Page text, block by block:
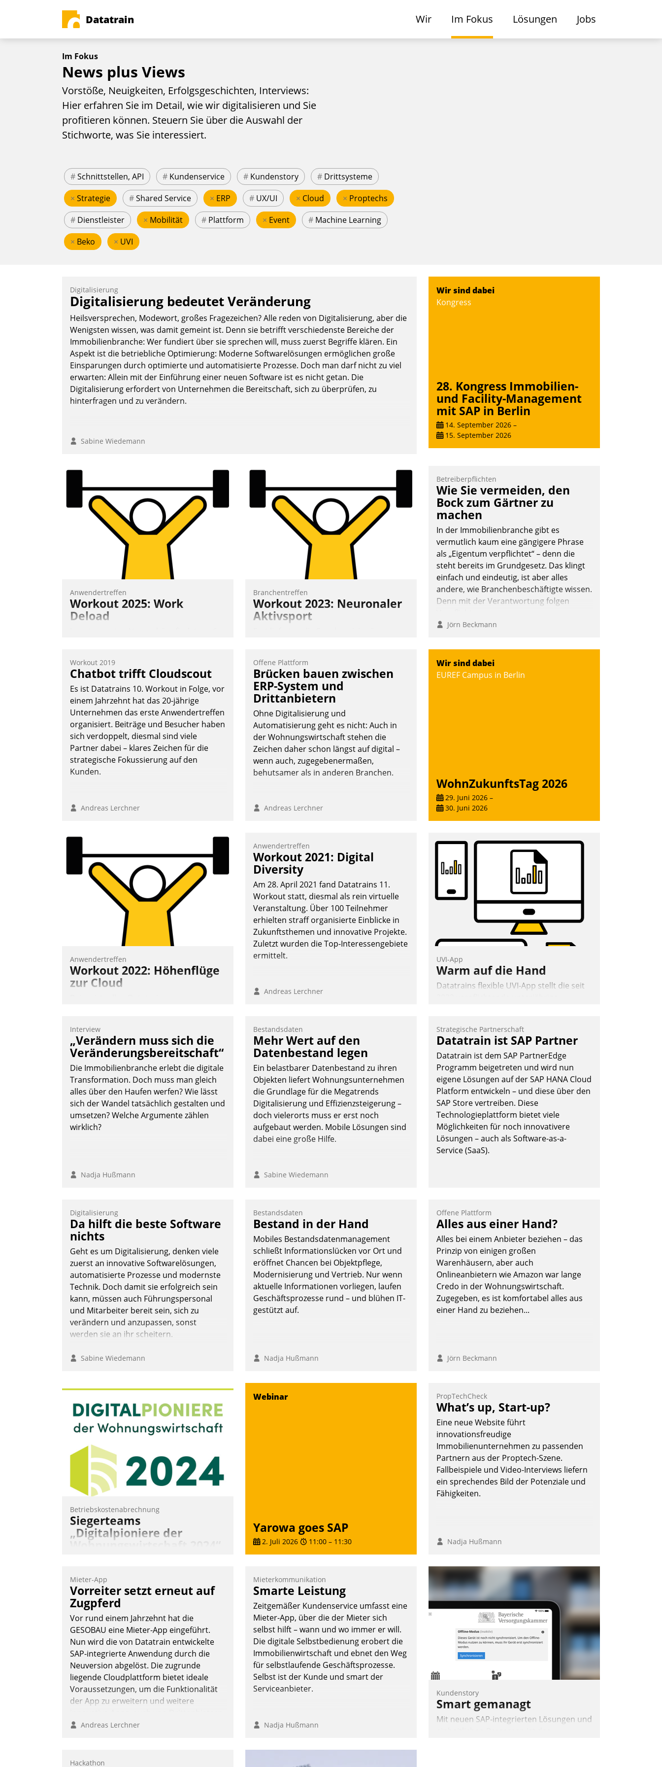
Datatrain Wir Im Fokus Lösungen Jobs
Im Fokus
News plus Views
Vorstöße, Neuigkeiten, Erfolgsgeschichten, Interviews:
Hier erfahren Sie im Detail, wie wir digitalisieren und Sie
profitieren können. Steuern Sie über die Auswahl der
Stichworte, was Sie interessiert.
#Schnittstellen, API # Kundenservice # Kundenstory # Drittsysteme
× Strategie #Shared Service × ERP # UX/UI × Cloud × Proptechs
# Dienstleister × Mobilität # Plattform × Event # Machine Learning
× Beko × UVI
Digitalisierung
Digitalisierung bedeutet Veränderung
Heilsversprechen, Modewort, großes Fragezeichen? Alle reden von Digitalisierung, aber die
Wenigsten wissen, was damit gemeint ist. Denn sie betrifft verschiedenste Bereiche der
Immobilienbranche: Wer fundiert über sie sprechen will, muss zuerst Begriffe klären. Ein
Aspekt ist die betriebliche Optimierung: Moderne Softwarelösungen ermöglichen große
Einsparungen durch optimierte und automatisierte Prozesse. Doch man darf nicht zu viel
erwarten: Allein mit der Einführung einer neuen Software ist es nicht getan. Die
Digitalisierung erfordert von Unternehmen die Bereitschaft, sich zu überprüfen, zu
hinterfragen und zu verändern.
Sabine Wiedemann
Wir sind dabei
Kongress
28. Kongress Immobilien-
und Facility-Management
mit SAP in Berlin
14. September 2026 –
15. September 2026
Anwendertreffen
Workout 2025: Work
Deload
Frage: Wie lassen sich Mammutprojekte
meistern und Workloads wuppen – bei
zunehmend anspruchsvollen Aufgaben
und abnehmendem Nachwuchs?
Nadja Hußmann
Branchentreffen
Workout 2023: Neuronaler
Aktivsport
Vernetzungsideen fürs Quartier.
Dazwischen zeigte Datatrain, was es
Neues zu bieten hat.
Nadja Hußmann
Betreiberpflichten
Wie Sie vermeiden, den
Bock zum Gärtner zu
machen
In der Immobilienbranche gibt es
vermutlich kaum eine gängigere Phrase
als „Eigentum verpflichtet“ – denn die
steht bereits im Grundgesetz. Das klingt
einfach und eindeutig, ist aber alles
andere, wie Branchenbeschäftigte wissen.
Denn mit der Verantwortung folgen
Jörn Beckmann
Workout 2019
Chatbot trifft Cloudscout
Es ist Datatrains 10. Workout in Folge, vor
einem Jahrzehnt hat das 20-jährige
Unternehmen das erste Anwendertreffen
organisiert. Beiträge und Besucher haben
sich verdoppelt, diesmal sind viele
Partner dabei – klares Zeichen für die
strategische Fokussierung auf den
Kunden.
Andreas Lerchner
Offene Plattform
Brücken bauen zwischen
ERP-System und
Drittanbietern
Ohne Digitalisierung und
Automatisierung geht es nicht: Auch in
der Wohnungswirtschaft stehen die
Zeichen daher schon längst auf digital –
wenn auch, zugegebenermaßen,
behutsamer als in anderen Branchen.
Andreas Lerchner
Wir sind dabei
EUREF Campus in Berlin
WohnZukunftsTag 2026
29. Juni 2026 –
30. Juni 2026
Anwendertreffen
Workout 2022: Höhenflüge
zur Cloud
Teilnehmer kurzweilige Einblicke in
innovative Cloud-Strategien und -
Lösungen mit hohem Zukunftspotenzial.
Andreas Lerchner
Anwendertreffen
Workout 2021: Digital
Diversity
Am 28. April 2021 fand Datatrains 11.
Workout statt, diesmal als rein virtuelle
Veranstaltung. Über 100 Teilnehmer
erhielten straff organisierte Einblicke in
Zukunftsthemen und innovative Projekte.
Zuletzt wurden die Top-Interessengebiete
ermittelt.
Andreas Lerchner
UVI-App
Warm auf die Hand
Datatrains flexible UVI-App stellt die seit
Die monatlichen Mitteilungen zum
Heizungs- und Wasserverbrauch gehen
automatisiert, vollständig und auf
Wunsch über mehrere zuvor festgelegte
Kommunikationswege bei den
Empfängern ein.
Nadja Hußmann
Interview
„Verändern muss sich die
Veränderungsbereitschaft“
Die Immobilienbranche erlebt die digitale
Transformation. Doch muss man gleich
alles über den Haufen werfen? Wie lässt
sich der Wandel tatsächlich gestalten und
umsetzen? Welche Argumente zählen
wirklich?
Nadja Hußmann
Bestandsdaten
Mehr Wert auf den
Datenbestand legen
Ein belastbarer Datenbestand zu ihren
Objekten liefert Wohnungsunternehmen
die Grundlage für die Megatrends
Digitalisierung und Effizienzsteigerung –
doch vielerorts muss er erst noch
aufgebaut werden. Mobile Lösungen sind
dabei eine große Hilfe.
Sabine Wiedemann
Strategische Partnerschaft
Datatrain ist SAP Partner
Datatrain ist dem SAP PartnerEdge
Programm beigetreten und wird nun
eigene Lösungen auf der SAP HANA Cloud
Platform entwickeln – und diese über den
SAP Store vertreiben. Diese
Technologieplattform bietet viele
Möglichkeiten für noch innovativere
Lösungen – auch als Software-as-a-
Service (SaaS).
Digitalisierung
Da hilft die beste Software
nichts
Geht es um Digitalisierung, denken viele
zuerst an innovative Softwarelösungen,
automatisierte Prozesse und modernste
Technik. Doch damit sie erfolgreich sein
kann, müssen auch Führungspersonal
und Mitarbeiter bereit sein, sich zu
verändern und anzupassen, sonst
werden sie an ihr scheitern.
Sabine Wiedemann
Bestandsdaten
Bestand in der Hand
Mobiles Bestandsdatenmanagement
schließt Informationslücken vor Ort und
eröffnet Chancen bei Objektpflege,
Modernisierung und Vertrieb. Nur wenn
aktuelle Informationen vorliegen, laufen
Geschäftsprozesse rund – und blühen IT-
gestützt auf.
Nadja Hußmann
Offene Plattform
Alles aus einer Hand?
Alles bei einem Anbieter beziehen – das
Prinzip von einigen großen
Warenhäusern, aber auch
Onlineanbietern wie Amazon war lange
Credo in der Wohnungswirtschaft.
Zugegeben, es ist komfortabel alles aus
einer Hand zu beziehen...
Jörn Beckmann
Betriebskostenabrechnung
Siegerteams
„Digitalpioniere der
Wohnungswirtschaft 2024“
den Weg in eine digitale Zukunft zu
finden, ist das Ziel des Awards
„Digitalpioniere der
Wohnungswirtschaft“. Bewerben können
sich dafür ein Team bestehend aus
Wohnungsunternehmen und PropTech.
DW Die Wohnungswirtschaft
Webinar
Yarowa goes SAP
2. Juli 2026 11:00 – 11:30
PropTechCheck
What’s up, Start-up?
Eine neue Website führt
innovationsfreudige
Immobilienunternehmen zu passenden
Partnern aus der Proptech-Szene.
Fallbeispiele und Video-Interviews liefern
ein sprechendes Bild der Potenziale und
Fähigkeiten.
Nadja Hußmann
Mieter-App
Vorreiter setzt erneut auf
Zugpferd
Vor rund einem Jahrzehnt hat die
GESOBAU eine Mieter-App eingeführt.
Nun wird die von Datatrain entwickelte
SAP-integrierte Anwendung durch die
Neuversion abgelöst. Die zugrunde
liegende Cloudplattform bietet ideale
Voraussetzungen, um die Funktionalität
der App zu erweitern und weitere
in SAP zu integrieren.
Andreas Lerchner
Mieterkommunikation
Smarte Leistung
Zeitgemäßer Kundenservice umfasst eine
Mieter-App, über die der Mieter sich
selbst hilft – wann und wo immer er will.
Die digitale Selbstbedienung erobert die
Immobilienwirtschaft und ebnet den Weg
für selbstlaufende Geschäftsprozesse.
Selbst ist der Kunde und smart der
Serviceanbieter.
Nadja Hußmann
Kundenstory
Smart gemanagt
Mit neuen SAP-integrierten Lösungen und
Hackathon